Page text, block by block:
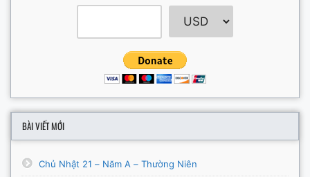
BÀI VIẾT MỚI
Chủ Nhật 21 – Năm A – Thường Niên